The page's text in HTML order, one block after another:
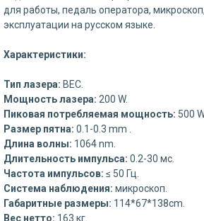
для работы, педаль оператора,
эксплуатации на русском языке.
Характеристики:
Тип лазера: BEC.
Мощность лазера: 200 W.
Пиковая потребляемая мощность: 500
Размер пятна: 0.1-0.3 mm .
Длина волны: 1064 nm.
Длительность импульса: 0.2-30 мс.
Частота импульсов: ≤ 50 Гц.
Система наблюдения: микроскоп.
Габаритные размеры: 114*67*138cm.
Вес нетто: 163 кг.